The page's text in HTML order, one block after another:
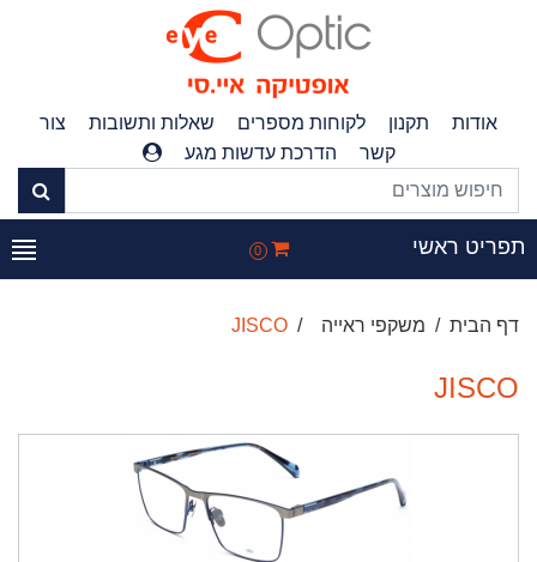
אודות תקנון לקוחות מספרים שאלות ותשובות
צור
קשר
הדרכת עדשות מגע
תפריט ראשי 0
דף הבית משקפי ראייה JISCO
JISCO